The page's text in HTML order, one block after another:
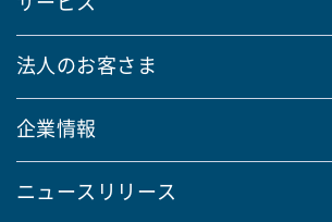
法人のお客さま
企業情報
ニュースリリース